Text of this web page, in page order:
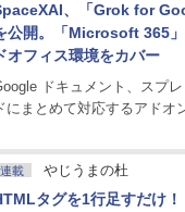
、「Grok for
公開。「Microsoft 365
オフィス環境をカバー
ドキュメント、スプ
にまとめて対応するアドオ
連載 やじうまの杜
タグを1行足すだけ